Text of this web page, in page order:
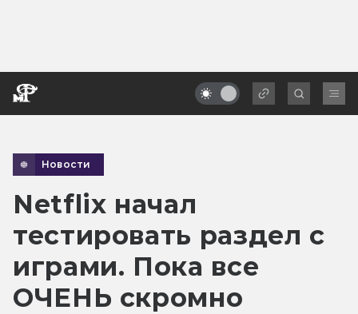
Новости
Netflix начал
тестировать раздел с
играми. Пока все
ОЧЕНЬ скромно